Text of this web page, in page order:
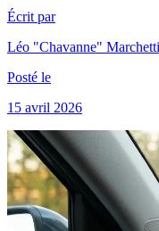
Écrit par
Léo "Chavanne" Marchetti
Posté le
15 avril 2026